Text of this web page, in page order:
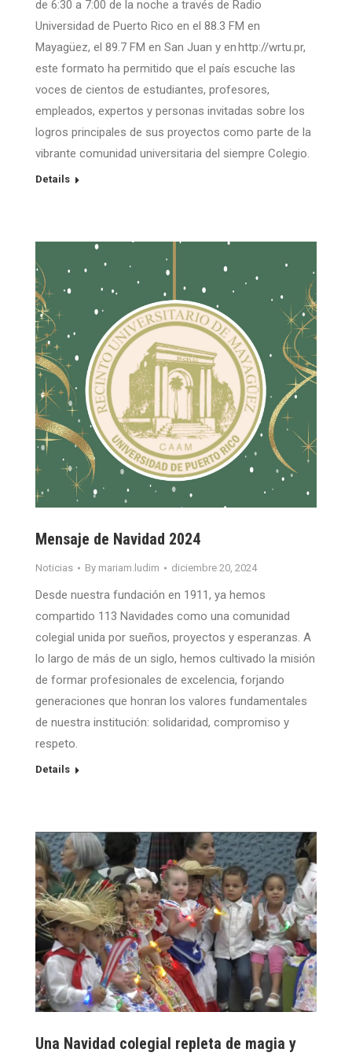
de 6:30 a 7:00 de la noche a través de Radio
Universidad de Puerto Rico en el 88.3 FM en
Mayagüez, el 89.7 FM en San Juan y en http://wrtu.pr,
este formato ha permitido que el país escuche las
voces de cientos de estudiantes, profesores,
empleados, expertos y personas invitadas sobre los
logros principales de sus proyectos como parte de la
vibrante comunidad universitaria del siempre Colegio.
Details
Mensaje de Navidad 2024
Noticias By mariam.ludim diciembre 20, 2024
Desde nuestra fundación en 1911, ya hemos
compartido 113 Navidades como una comunidad
colegial unida por sueños, proyectos y esperanzas. A
lo largo de más de un siglo, hemos cultivado la misión
de formar profesionales de excelencia, forjando
generaciones que honran los valores fundamentales
de nuestra institución: solidaridad, compromiso y
respeto.
Details
Una Navidad colegial repleta de magia y